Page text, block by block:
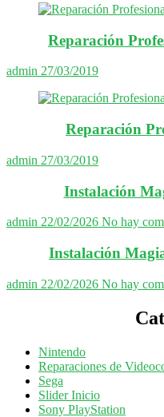
Reparación
admin 27/03/2019
Reparación
admin 27/03/2019
Instalación
admin 22/02/2026 No hay
Instalación
admin 22/02/2026 No hay
Nintendo
Reparaciones de
Sega
Slider Inicio
Sony PlayStation